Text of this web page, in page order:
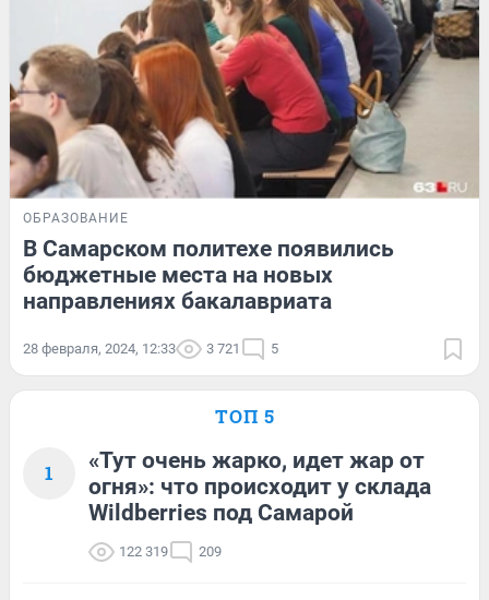
ОБРАЗОВАНИЕ
В Самарском политехе появились
бюджетные места на новых
направлениях бакалавриата
28 февраля, 2024, 12:33 3 721 5
ТОП 5
1
«Тут очень жарко, идет жар от
огня»: что происходит у склада
Wildberries под Самарой
122 319 209